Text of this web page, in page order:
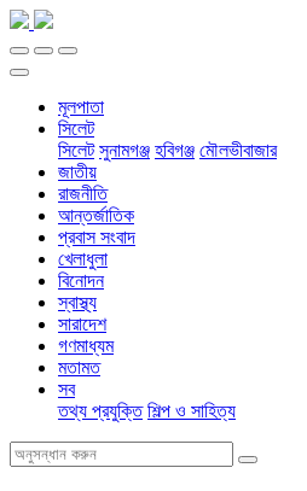
মূলপাতা
সিলেট
সিলেট সুনামগঞ্জ হবিগঞ্জ মৌলভীবাজার
জাতীয়
রাজনীতি
আন্তর্জাতিক
প্রবাস সংবাদ
খেলাধুলা
বিনোদন
স্বাস্থ্য
সারাদেশ
গণমাধ্যম
মতামত
সব
তথ্য প্রযুক্তি শিল্প ও সাহিত্য